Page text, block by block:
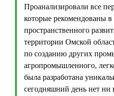
Проанализировали все
которые рекомендованы в
пространственного
территории Омской
по созданию других
агропромышленного,
была разработана
сегодняшний день нет ни